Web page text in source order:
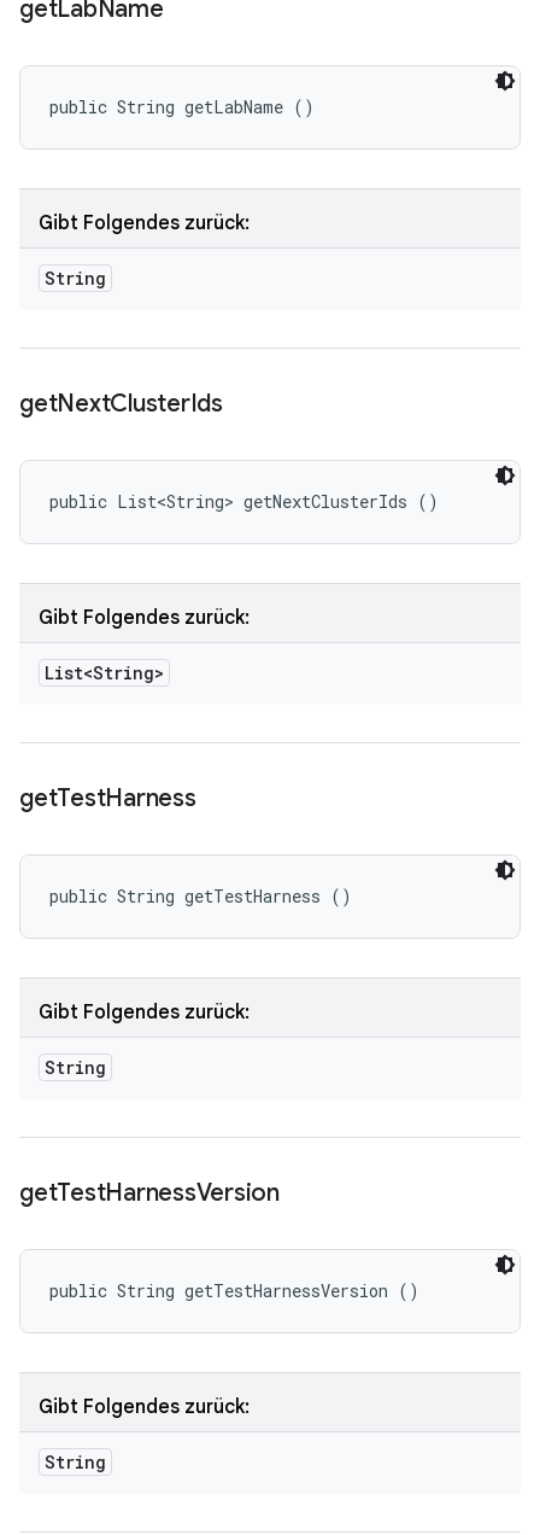
getLabName
public String getLabName ()
Gibt Folgendes zurück:
String
getNextClusterIds
public List<String> getNextClusterIds ()
Gibt Folgendes zurück:
List<String>
getTestHarness
public String getTestHarness ()
Gibt Folgendes zurück:
String
getTestHarnessVersion
public String getTestHarnessVersion ()
Gibt Folgendes zurück:
String